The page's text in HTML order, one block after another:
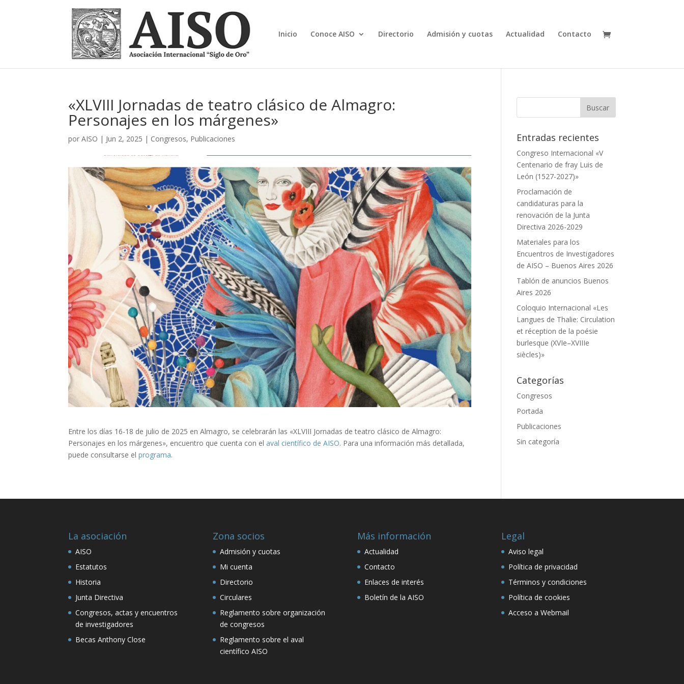
Inicio Conoce AISO Directorio Admisión y cuotas Actualidad Contacto
«XLVIII Jornadas de teatro clásico de Almagro:
Personajes en los márgenes»
porAISO | Jun 2, 2025 | Congresos, Publicaciones
Entre los días 16-18 de julio de 2025 en Almagro, se celebrarán las «XLVIII Jornadas de teatro clásico de Almagro:
Personajes en los márgenes», encuentro que cuenta con el aval científico de AISO. Para una información más detallada,
puede consultarse elprograma.
Entradas recientes
Congreso Internacional «V
Centenario de fray Luis de
León (1527-2027)»
Proclamación de
candidaturas para la
renovación de la Junta
Directiva 2026-2029
Materiales para los
Encuentros de Investigadores
de AISO – Buenos Aires 2026
Tablón de anuncios Buenos
Aires 2026
Coloquio Internacional «Les
Langues de Thalie: Circulation
et réception de la poésie
burlesque (XVIe–XVIIIe
siècles)»
Categorías
Congresos
Portada
Publicaciones
Sin categoría
La asociación
AISO
Estatutos
Historia
Junta Directiva
Congresos, actas y encuentros
de investigadores
Becas Anthony Close
Zona socios
Admisión y cuotas
Mi cuenta
Directorio
Circulares
Reglamento sobre organización
de congresos
Reglamento sobre el aval
científico AISO
Más información
Actualidad
Contacto
Enlaces de interés
Boletín de la AISO
Legal
Aviso legal
Política de privacidad
Términos y condiciones
Política de cookies
Acceso a Webmail